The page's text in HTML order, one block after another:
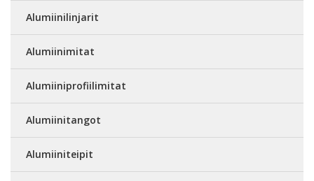
Alumiinilinjarit
Alumiinimitat
Alumiiniprofiilimitat
Alumiinitangot
Alumiiniteipit